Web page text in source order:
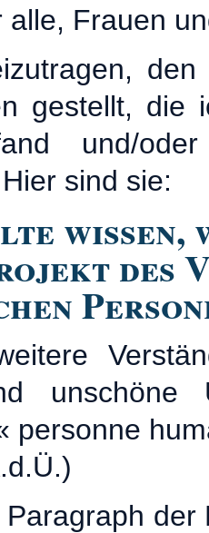
alle, Frauen
gestellt, die
und/
sind sie:
wissen,
des
unschöne
personne